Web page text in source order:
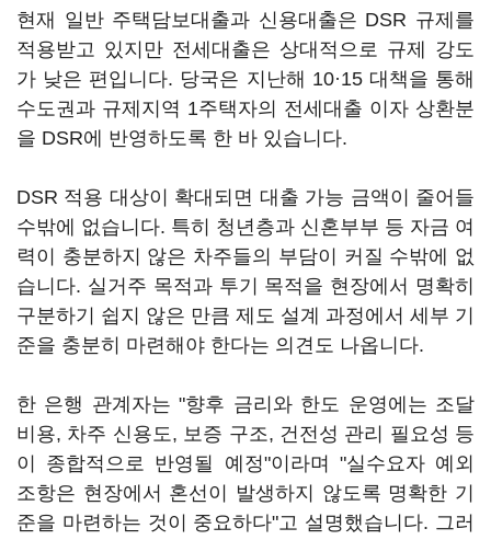
현재 일반 주택담보대출과 신용대출은 DSR 규제를
적용받고 있지만 전세대출은 상대적으로 규제 강도
가 낮은 편입니다. 당국은 지난해 10·15 대책을 통해
수도권과 규제지역 1주택자의 전세대출 이자 상환분
을 DSR에 반영하도록 한 바 있습니다.
DSR 적용 대상이 확대되면 대출 가능 금액이 줄어들
수밖에 없습니다. 특히 청년층과 신혼부부 등 자금 여
력이 충분하지 않은 차주들의 부담이 커질 수밖에 없
습니다. 실거주 목적과 투기 목적을 현장에서 명확히
구분하기 쉽지 않은 만큼 제도 설계 과정에서 세부 기
준을 충분히 마련해야 한다는 의견도 나옵니다.
한 은행 관계자는 "향후 금리와 한도 운영에는 조달
비용, 차주 신용도, 보증 구조, 건전성 관리 필요성 등
이 종합적으로 반영될 예정"이라며 "실수요자 예외
조항은 현장에서 혼선이 발생하지 않도록 명확한 기
준을 마련하는 것이 중요하다"고 설명했습니다. 그러